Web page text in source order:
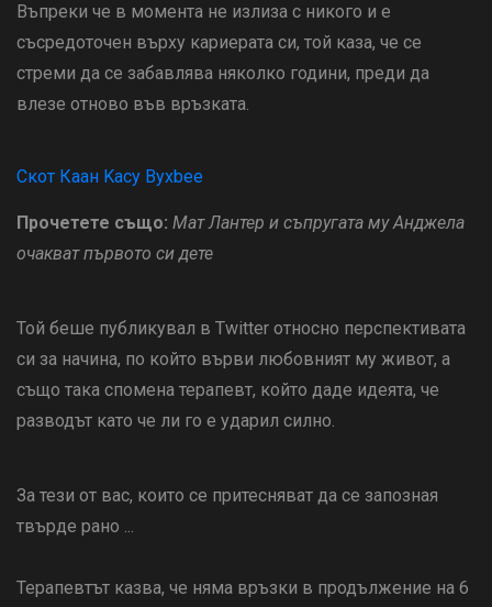
Въпреки че в момента не излиза с никого и е
съсредоточен върху кариерата си, той каза, че се
стреми да се забавлява няколко години, преди да
влезе отново във връзката.
Скот Каан Kacy Byxbee
Прочетете също: Мат Лантер и съпругата му Анджела
очакват първото си дете
Той беше публикувал в Twitter относно перспективата
си за начина, по който върви любовният му живот, а
също така спомена терапевт, който даде идеята, че
разводът като че ли го е ударил силно.
За тези от вас, които се притесняват да се запозная
твърде рано ...
Терапевтът казва, че няма връзки в продължение на 6